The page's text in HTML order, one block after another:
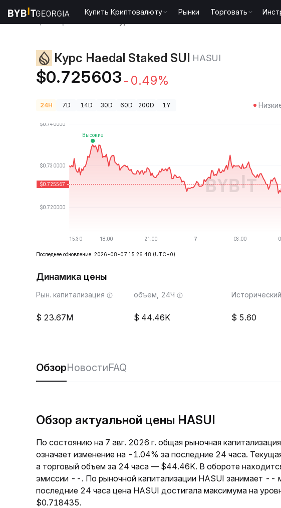
Купить Криптовалюту Рынки Торговать
Курс Haedal Staked SUI HASUI
$0.725603 -0.49%
24H 7D 14D 30D 60D 200D 1Y
Последнее обновление: 2026-08-07 15:26:48 (UTC+0)
Динамика цены
Рын. капитализация
23.67M
объем, 24Ч
44.46K 5.60
ОбзорНовостиFAQ
Обзор актуальной цены HASUI
По состоянию на 7 авг. 2026 г. общая рыночная
означает изменение на -1.04% за последние 24 часа.
а торговый объем за 24 часа — $44.46K. В обороте
эмиссии --. По рыночной капитализации HASUI занимает --
последние 24 часа цена HASUI достигала максимума на
$0.718435.